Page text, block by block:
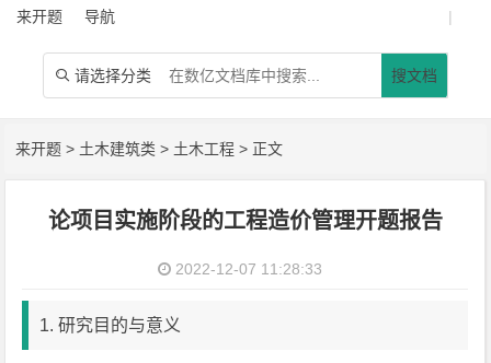
来开题 导航 |
 请选择分类 搜文档
来开题 > 土木建筑类 > 土木工程 > 正文
论项目实施阶段的工程造价管理开题报告
2022-12-07 11:28:33
1. 研究目的与意义